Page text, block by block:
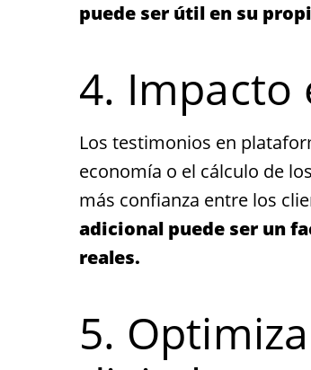
puede ser útil en su
4. Impacto
Los testimonios en
economía o el cálculo de
más confianza entre los
adicional puede ser un
reales.
5.